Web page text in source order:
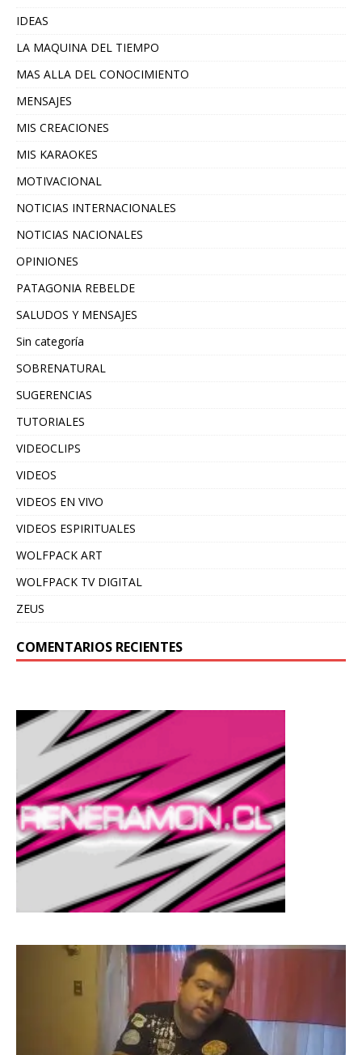
IDEAS
LA MAQUINA DEL TIEMPO
MAS ALLA DEL CONOCIMIENTO
MENSAJES
MIS CREACIONES
MIS KARAOKES
MOTIVACIONAL
NOTICIAS INTERNACIONALES
NOTICIAS NACIONALES
OPINIONES
PATAGONIA REBELDE
SALUDOS Y MENSAJES
Sin categoría
SOBRENATURAL
SUGERENCIAS
TUTORIALES
VIDEOCLIPS
VIDEOS
VIDEOS EN VIVO
VIDEOS ESPIRITUALES
WOLFPACK ART
WOLFPACK TV DIGITAL
ZEUS
COMENTARIOS RECIENTES